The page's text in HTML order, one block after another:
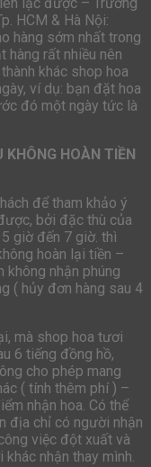
HCM & Hà Nội:
hàng sớm nhất trong
hàng rất nhiều nên
khác shop hoa
ví dụ: bạn đặt hoa
đó một ngày tức là
HOÀN TIỀN
để tham khảo ý
bởi đặc thù của
giờ đến 7 giờ. thì
hoàn lại tiền –
không nhận phúng
( hủy đơn hàng sau 4
mà shop hoa tươi
6 tiếng đồng hồ,
cho phép mang
( tính thêm phí ) –
nhận hoa. Có thể
địa chỉ có người nhận
việc đột xuất và
nhận thay mình.